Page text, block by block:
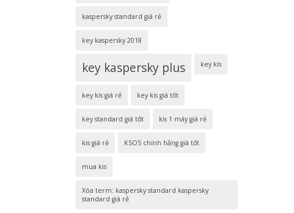
kaspersky standard giá rẻ
key kaspersky 2018
key kaspersky plus key kis
key kis giá rẻ key kis giá tốt
key standard giá tốt kis 1 máy giá rẻ
kis giá rẻ KSOS chính hãng giá tốt
mua kis
Xóa term: kaspersky standard kaspersky
standard giá rẻ